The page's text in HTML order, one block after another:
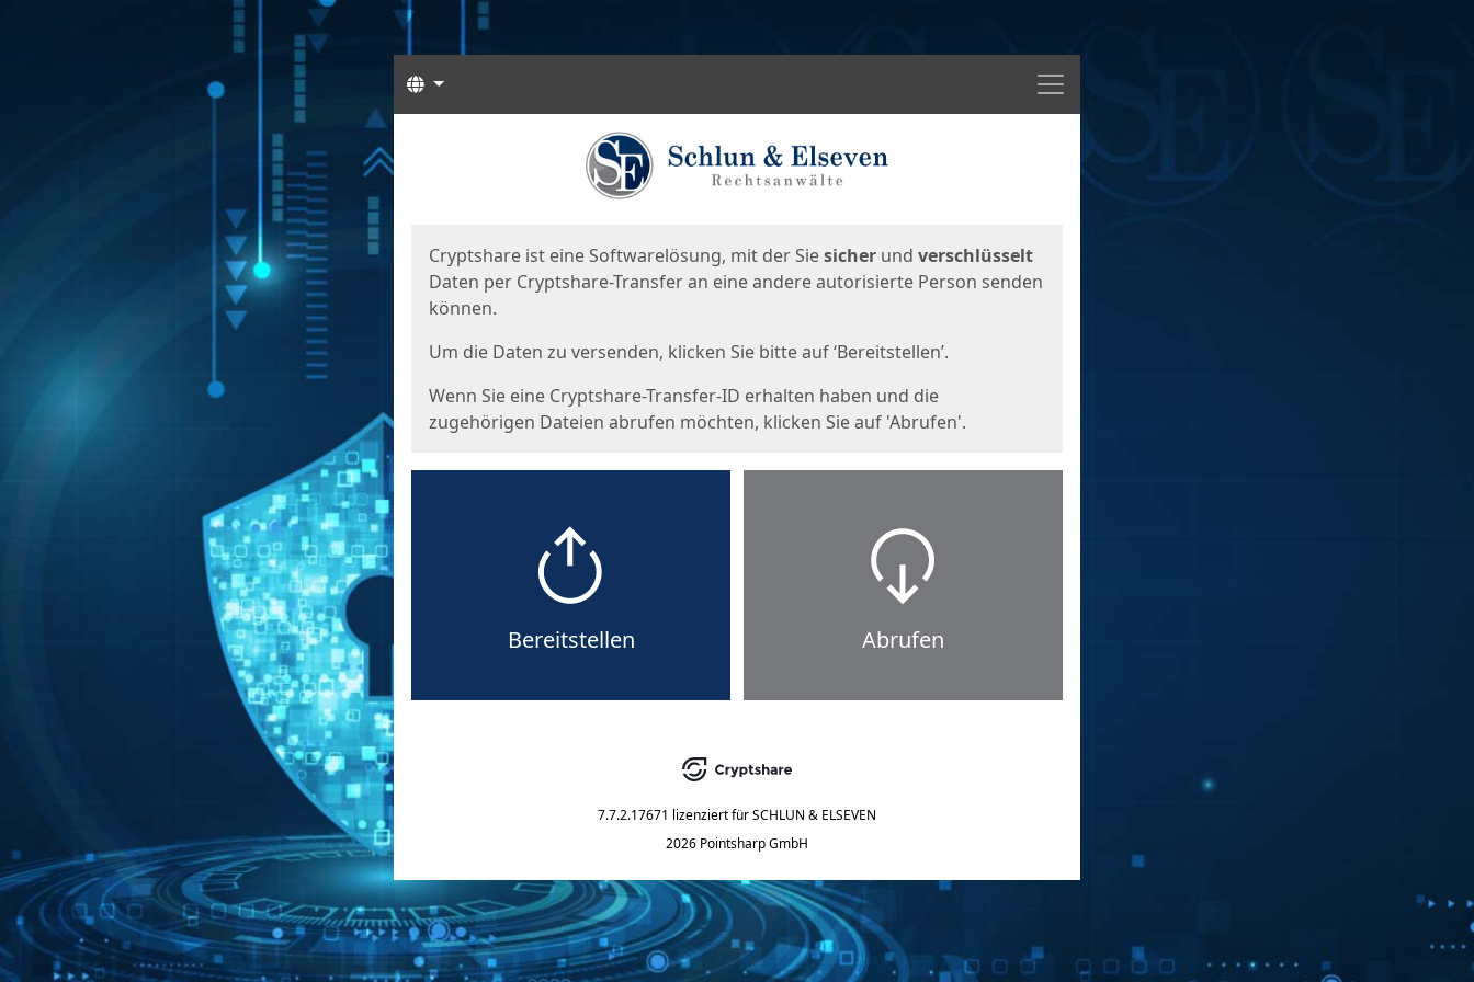
Menü
Sprachen
Cryptshare ist eine Softwarelösung, mit der Siesicher und verschlüsselt
Daten per Cryptshare-Transfer an eine andere autorisierte Person senden
können.
Um die Daten zu versenden, klicken Sie bitte auf ‘Bereitstellen’.
Wenn Sie eine Cryptshare-Transfer-ID erhalten haben und die
zugehörigen Dateien abrufen möchten, klicken Sie auf 'Abrufen'.
Bereitstellen Abrufen
7.7.2.17671 lizenziert fürSCHLUN & ELSEVEN
2026 Pointsharp GmbH